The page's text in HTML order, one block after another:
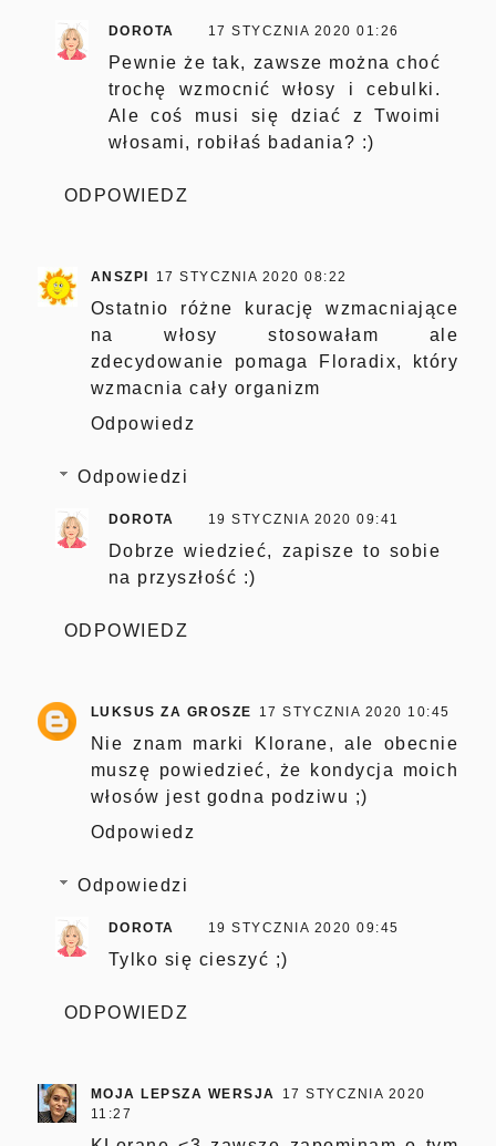
DOROTA 17 STYCZNIA 2020 01:26
Pewnie że tak, zawsze można choć
trochę wzmocnić włosy i cebulki.
Ale coś musi się dziać z Twoimi
włosami, robiłaś badania? :)
ODPOWIEDZ
ANSZPI 17 STYCZNIA 2020 08:22
Ostatnio różne kurację wzmacniające
na włosy stosowałam ale
zdecydowanie pomaga Floradix, który
wzmacnia cały organizm
Odpowiedz
Odpowiedzi
DOROTA 19 STYCZNIA 2020 09:41
Dobrze wiedzieć, zapisze to sobie
na przyszłość :)
ODPOWIEDZ
LUKSUS ZA GROSZE 17 STYCZNIA 2020 10:45
Nie znam marki Klorane, ale obecnie
muszę powiedzieć, że kondycja moich
włosów jest godna podziwu ;)
Odpowiedz
Odpowiedzi
DOROTA 19 STYCZNIA 2020 09:45
Tylko się cieszyć ;)
ODPOWIEDZ
MOJA LEPSZA WERSJA
17 STYCZNIA 2020
11:27